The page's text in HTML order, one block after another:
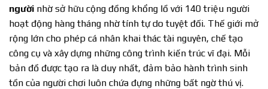
người nhờ sở hữu cộng đồng khổng lồ với 140 triệu người
hoạt động hàng tháng nhờ tính tự do tuyệt đối. Thế giới mở
rộng lớn cho phép cá nhân khai thác tài nguyên, chế tạo
công cụ và xây dựng những công trình kiến trúc vĩ đại. Mỗi
bản đồ được tạo ra là duy nhất, đảm bảo hành trình sinh
tồn của người chơi luôn chứa đựng những bất ngờ thú vị.